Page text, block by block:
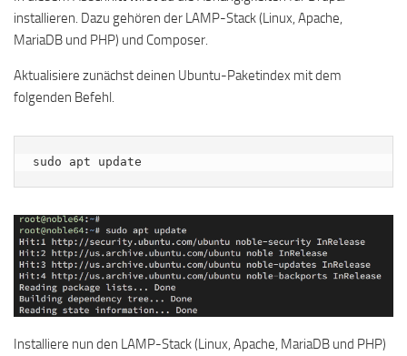
installieren. Dazu gehören der LAMP-Stack (Linux, Apache,
MariaDB und PHP) und Composer.
Aktualisiere zunächst deinen Ubuntu-Paketindex mit dem
folgenden Befehl.
sudo apt update
Installiere nun den LAMP-Stack (Linux, Apache, MariaDB und PHP)